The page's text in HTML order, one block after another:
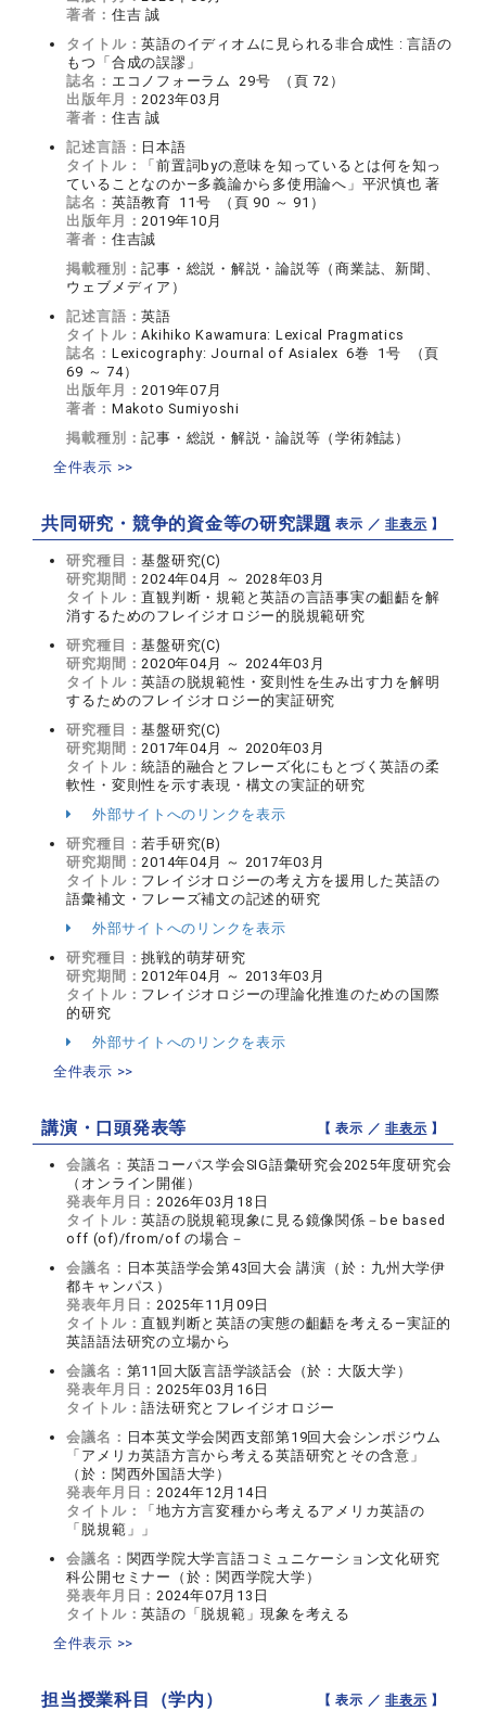
著者： 住吉 誠
タイトル：英語のイディオムに見られる非合成性 : 言語の
もつ「合成の誤謬」
誌名： エコノフォーラム 29号 （頁 72）
出版年月：2023年03月
著者： 住吉 誠
記述言語： 日本語
タイトル：
「前置詞byの意味を知っているとは何を知っ
ていることなのか―多義論から多使用論へ」平沢慎也 著
誌名： 英語教育 11号 （頁 90 ～ 91）
出版年月：2019年10月
著者： 住吉誠
掲載種別：記事・総説・解説・論説等（商業誌、新聞、
ウェブメディア）
記述言語：英語
タイトル：Akihiko Kawamura: Lexical Pragmatics
誌名： Lexicography: Journal of Asialex 6巻 1号 （頁
69 ～ 74）
出版年月：2019年07月
著者： Makoto Sumiyoshi
掲載種別：記事・総説・解説・論説等（学術雑誌）
全件表示 >>
共同研究・競争的資金等の研究課題【 表示 ／非表示 】
研究種目：基盤研究(C)
研究期間：2024年04月 ～ 2028年03月
タイトル：直観判断・規範と英語の言語事実の齟齬を解
消するためのフレイジオロジー的脱規範研究
研究種目：基盤研究(C)
研究期間：2020年04月 ～ 2024年03月
タイトル：英語の脱規範性・変則性を生み出す力を解明
するためのフレイジオロジー的実証研究
研究種目：基盤研究(C)
研究期間：2017年04月 ～ 2020年03月
タイトル：統語的融合とフレーズ化にもとづく英語の柔
軟性・変則性を示す表現・構文の実証的研究
外部サイトへのリンクを表示
研究種目：若手研究(B)
研究期間：2014年04月 ～ 2017年03月
タイトル： フレイジオロジーの考え方を援用した英語の
語彙補文・フレーズ補文の記述的研究
外部サイトへのリンクを表示
研究種目：挑戦的萌芽研究
研究期間：2012年04月 ～ 2013年03月
タイトル： フレイジオロジーの理論化推進のための国際
的研究
外部サイトへのリンクを表示
全件表示 >>
講演・口頭発表等 【 表示 ／非表示 】
会議名： 英語コーパス学会SIG語彙研究会2025年度研究会
（オンライン開催）
発表年月日：2026年03月18日
タイトル：英語の脱規範現象に見る鏡像関係－be based
off (of)/from/of の場合－
会議名： 日本英語学会第43回大会 講演（於：九州大学伊
都キャンパス）
発表年月日：2025年11月09日
タイトル：直観判断と英語の実態の齟齬を考える―実証的
英語語法研究の立場から
会議名： 第11回大阪言語学談話会（於：大阪大学）
発表年月日：2025年03月16日
タイトル：語法研究とフレイジオロジー
会議名： 日本英文学会関西支部第19回大会シンポジウム
「アメリカ英語方言から考える英語研究とその含意」
（於：関西外国語大学）
発表年月日：2024年12月14日
タイトル：
「地方方言変種から考えるアメリカ英語の
「脱規範」」
会議名： 関西学院大学言語コミュニケーション文化研究
科公開セミナー（於：関西学院大学）
発表年月日：2024年07月13日
タイトル：英語の「脱規範」現象を考える
全件表示 >>
担当授業科目（学内） 【 表示 ／非表示 】